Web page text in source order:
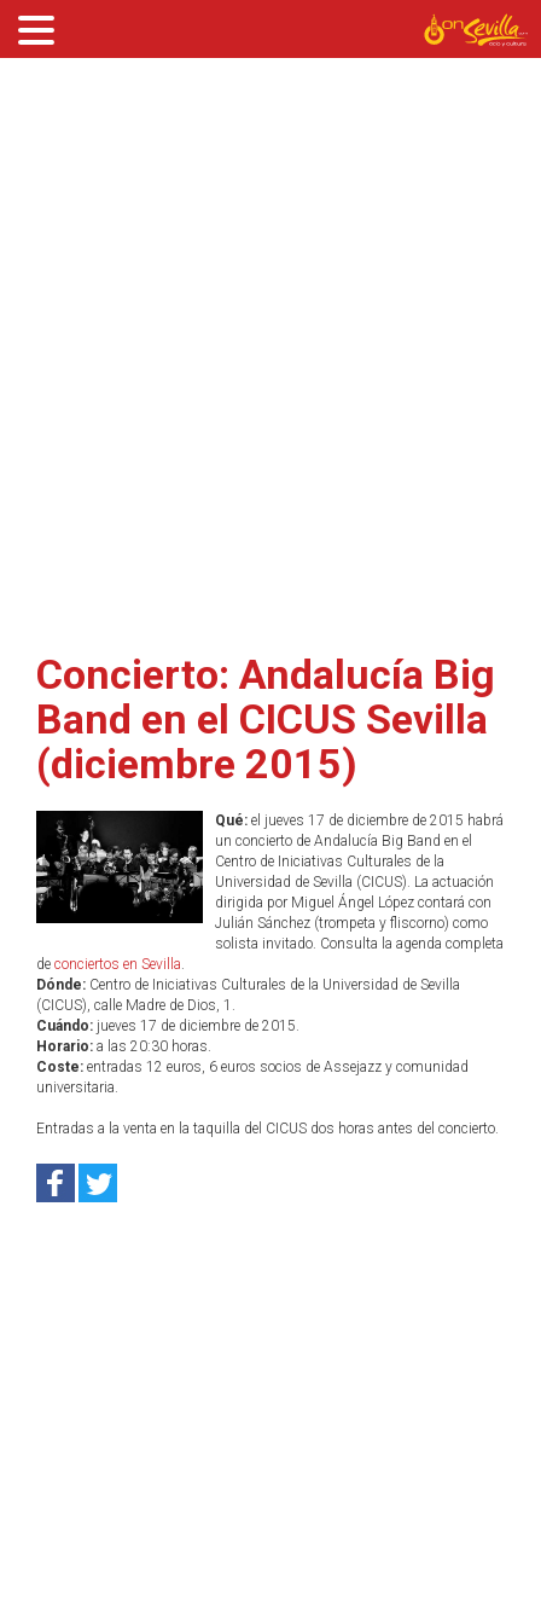
Concierto: Andalucía Big
Band en el CICUS Sevilla
(diciembre 2015)
Qué:el jueves 17 de diciembre de 2015 habrá
un concierto de Andalucía Big Band en el
Centro de Iniciativas Culturales de la
Universidad de Sevilla (CICUS). La actuación
dirigida por Miguel Ángel López contará con
Julián Sánchez (trompeta y fliscorno) como
solista invitado. Consulta la agenda completa
de conciertos en Sevilla.
Dónde: Centro de Iniciativas Culturales de la Universidad de Sevilla
(CICUS), calle Madre de Dios, 1.
Cuándo: jueves 17 de diciembre de 2015.
Horario: a las 20:30 horas.
Coste: entradas 12 euros, 6 euros socios de Assejazz y comunidad
universitaria.
Entradas a la venta en la taquilla del CICUS dos horas antes del concierto.